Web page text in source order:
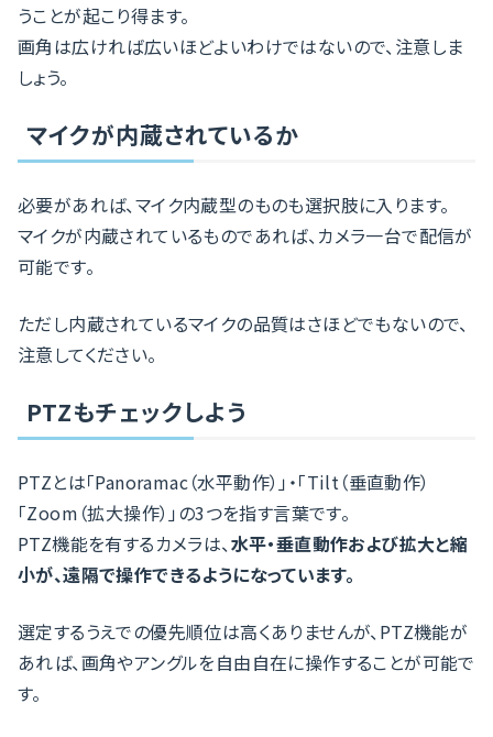
うことが起こり得ます。
画角は広ければ広いほどよいわけではないので、注意しま
しょう。
マイクが内蔵されているか
必要があれば、マイク内蔵型のものも選択肢に入ります。
マイクが内蔵されているものであれば、カメラ一台で配信が
可能です。
ただし内蔵されているマイクの品質はさほどでもないので、
注意してください。
PTZもチェックしよう
PTZとは「Panoramac（水平動作）」・「Tilt（垂直動作）
「Zoom（拡大操作）」の3つを指す言葉です。
PTZ機能を有するカメラは、水平・垂直動作および拡大と縮
小が、遠隔で操作できるようになっています。
選定するうえでの優先順位は高くありませんが、PTZ機能が
あれば、画角やアングルを自由自在に操作することが可能で
す。